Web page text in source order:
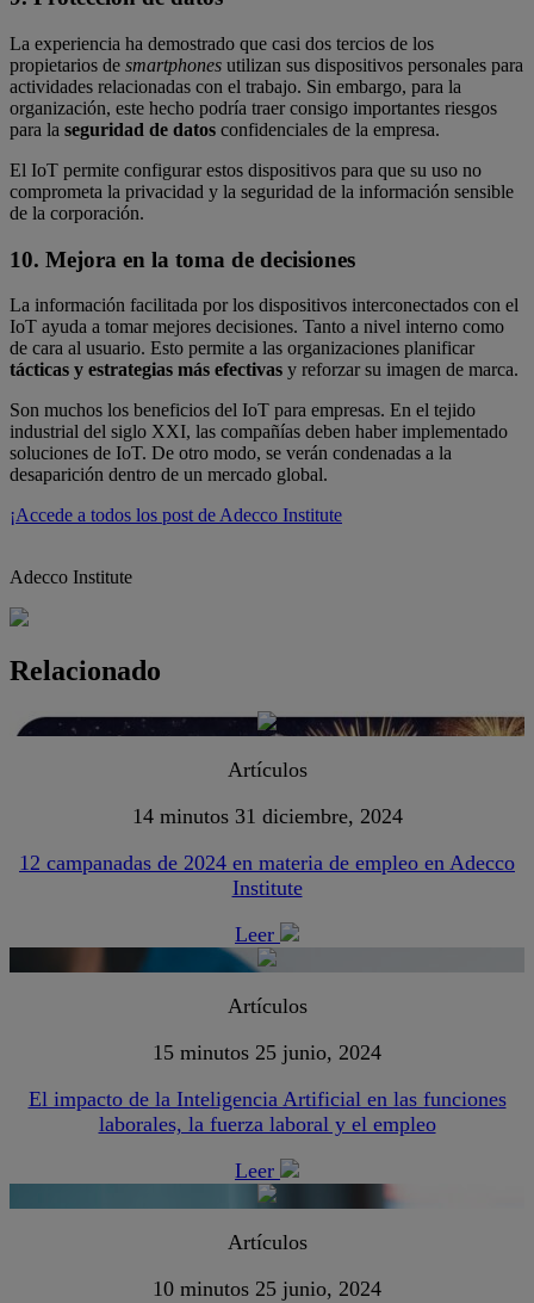
La experiencia ha demostrado que casi dos tercios de los
propietarios de smartphones utilizan sus dispositivos personales para
actividades relacionadas con el trabajo. Sin embargo, para la
organización, este hecho podría traer consigo importantes riesgos
para la seguridad de datos confidenciales de la empresa.
El IoT permite configurar estos dispositivos para que su uso no
comprometa la privacidad y la seguridad de la información sensible
de la corporación.
10. Mejora en la toma de decisiones
La información facilitada por los dispositivos interconectados con el
IoT ayuda a tomar mejores decisiones. Tanto a nivel interno como
de cara al usuario. Esto permite a las organizaciones planificar
tácticas y estrategias más efectivas y reforzar su imagen de marca.
Son muchos los beneficios del IoT para empresas. En el tejido
industrial del siglo XXI, las compañías deben haber implementado
soluciones de IoT. De otro modo, se verán condenadas a la
desaparición dentro de un mercado global.
¡Accede a todos los post de Adecco Institute
Adecco Institute
Relacionado
Artículos
14 minutos 31 diciembre, 2024
12 campanadas de 2024 en materia de empleo en Adecco
Institute
Leer
Artículos
15 minutos 25 junio, 2024
El impacto de la Inteligencia Artificial en las funciones
laborales, la fuerza laboral y el empleo
Leer
Artículos
10 minutos 25 junio, 2024